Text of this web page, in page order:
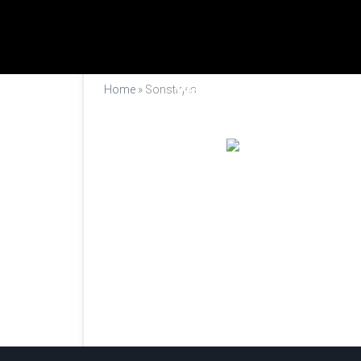
Home » SonstigesWie klingt eine